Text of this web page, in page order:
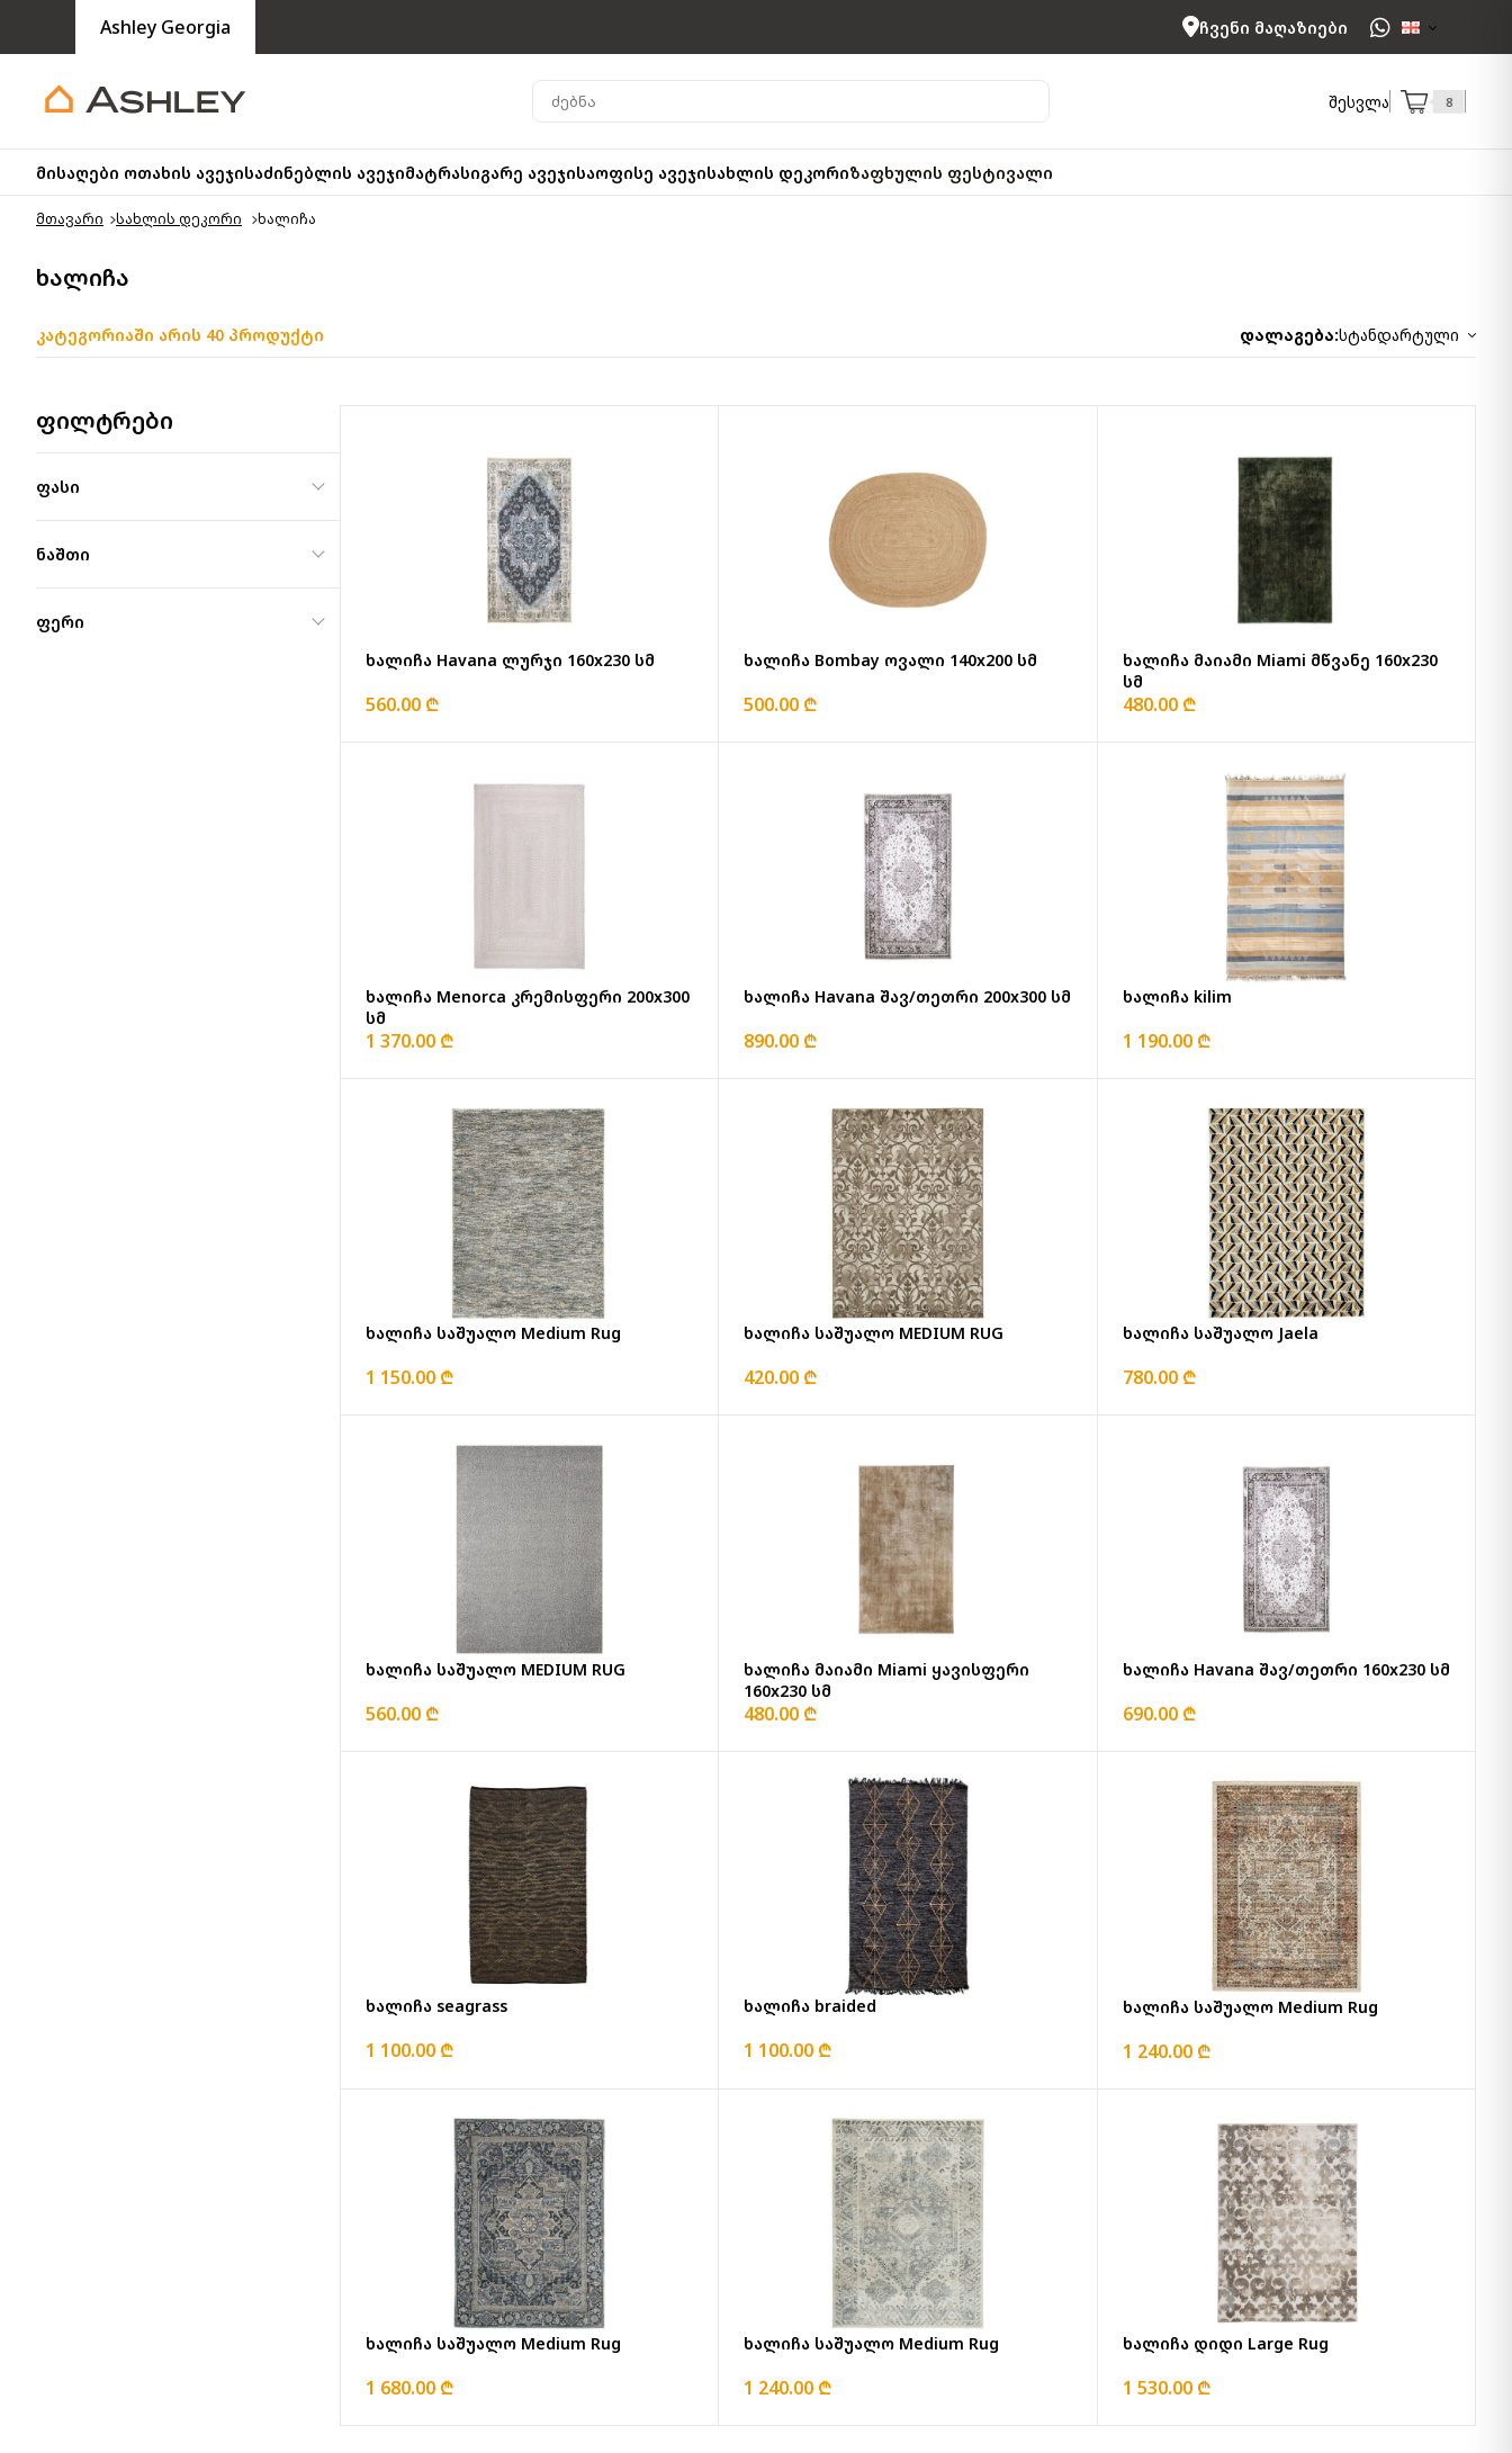
Ashley Georgia ჩვენი მაღაზიები
შესვლა 8
მისაღები ოთახის ავეჯისაძინებლის ავეჯიმატრასიგარე ავეჯისაოფისე ავეჯისახლის დეკორიზაფხულის ფესტივალი
მთავარი სახლის დეკორი ხალიჩა
ხალიჩა
კატეგორიაში არის 40 პროდუქტი დალაგება:სტანდარტული
ფილტრები
ფასი
ნაშთი
ფერი
ხალიჩა Havana ლურჯი 160x230 სმ
560.00 ₾
ხალიჩა Bombay ოვალი 140x200 სმ
500.00 ₾
ხალიჩა მაიამი Miami მწვანე 160x230
სმ
480.00 ₾
ხალიჩა Menorca კრემისფერი 200x300
სმ
1 370.00 ₾
ხალიჩა Havana შავ/თეთრი 200x300 სმ
890.00 ₾
ხალიჩა kilim
1 190.00 ₾
ხალიჩა საშუალო Medium Rug
1 150.00 ₾
ხალიჩა საშუალო MEDIUM RUG
420.00 ₾
ხალიჩა საშუალო Jaela
780.00 ₾
ხალიჩა საშუალო MEDIUM RUG
560.00 ₾
ხალიჩა მაიამი Miami ყავისფერი
160x230 სმ
480.00 ₾
ხალიჩა Havana შავ/თეთრი 160x230 სმ
690.00 ₾
ხალიჩა seagrass
1 100.00 ₾
ხალიჩა braided
1 100.00 ₾
ხალიჩა საშუალო Medium Rug
1 240.00 ₾
ხალიჩა საშუალო Medium Rug
1 680.00 ₾
ხალიჩა საშუალო Medium Rug
1 240.00 ₾
ხალიჩა დიდი Large Rug
1 530.00 ₾